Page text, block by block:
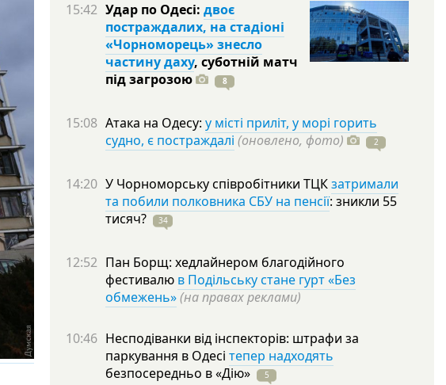
15:42 Удар по Одесі: двоє
постраждалих, на стадіоні
«Чорноморець» знесло
частину даху, суботній матч
підзагрозою 8
15:08 Атака на Одесу: у місті приліт, у морі горить
судно, є постраждалі (оновлено, фото) 2
14:20 У Чорноморську співробітники ТЦКзатримали
та побили полковника СБУ на пенсії: зникли 55
тисяч?
34
12:52 Пан Борщ: хедлайнером благодійного
фестивалю в Подільську стане гурт «Без
обмежень»(на правах реклами)
10:46 Несподіванки від інспекторів: штрафи за
паркування в Одесі тепер надходять
безпосередньо в«Дію» 5